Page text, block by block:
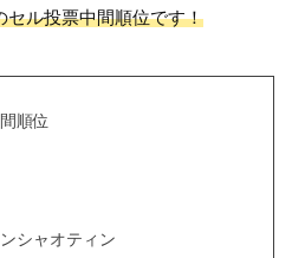
セル投票中間順位です！
順位
シャオティン